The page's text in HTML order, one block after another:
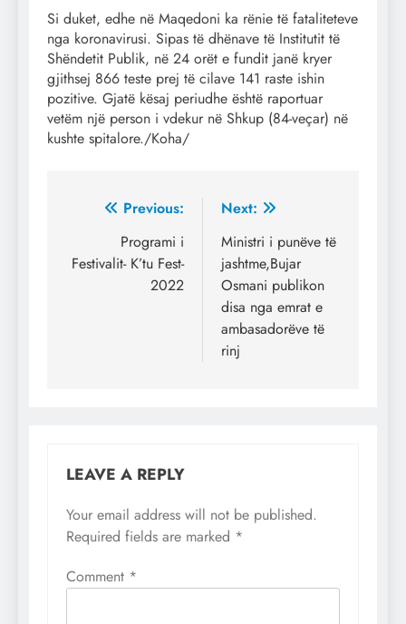
Si duket, edhe në Maqedoni ka rënie të fataliteteve
nga koronavirusi. Sipas të dhënave të Institutit të
Shëndetit Publik, në 24 orët e fundit janë kryer
gjithsej 866 teste prej të cilave 141 raste ishin
pozitive. Gjatë kësaj periudhe është raportuar
vetëm një person i vdekur në Shkup (84-veçar) në
kushte spitalore./Koha/
Post
navigation
Previous:
Programi i
Festivalit- K’tu Fest-
2022
Next:
Ministri i punëve të
jashtme,Bujar
Osmani publikon
disa nga emrat e
ambasadorëve të
rinj
LEAVE A REPLY
Your email address will not be published.
Required fields are marked *
Comment *